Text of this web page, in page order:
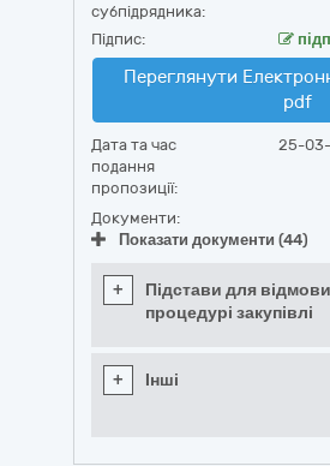
субпідрядника:
Підпис:
Переглянути
pdf
Дата та час
подання
пропозиції:
25-03-
Документи:
Показати документи (44)
+
Підстави для відмови
процедурі закупівлі
+ Інші